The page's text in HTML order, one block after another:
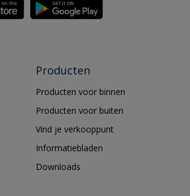
Producten
Producten voor binnen
Producten voor buiten
Vind je verkooppunt
Informatiebladen
Downloads